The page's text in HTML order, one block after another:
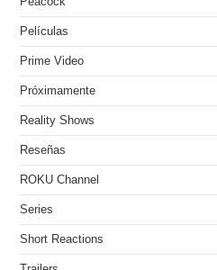
Películas
Prime Video
Próximamente
Reality Shows
Reseñas
ROKU Channel
Series
Short Reactions